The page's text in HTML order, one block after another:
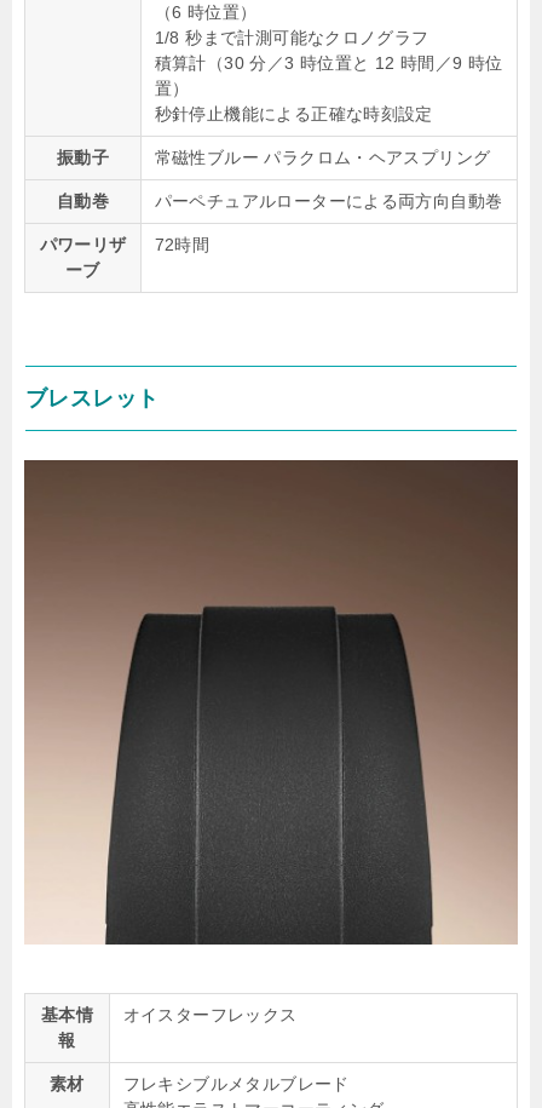
（6 時位置）
1/8 秒まで計測可能なクロノグラフ
積算計（30 分／3 時位置と 12 時間／9 時位
置）
秒針停止機能による正確な時刻設定
振動子 常磁性ブルー パラクロム・ヘアスプリング
自動巻 パーペチュアルローターによる両方向自動巻
パワーリザ
ーブ
72時間
ブレスレット
基本情
報
オイスターフレックス
素材
フレキシブルメタルブレード